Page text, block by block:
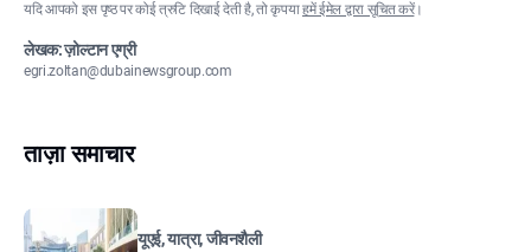
यदि आपको इस पृष्ठ पर कोई त्रुटि दिखाई देती है, तो कृपयाहमें ईमेल द्वारा सूचित करें।
लेखक: ज़ोल्टान एग्री
egri.zoltan@dubainewsgroup.com
ताज़ा समाचार
यूएई, यात्रा, जीवनशैली